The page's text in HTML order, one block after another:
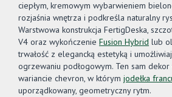
ciepłym, kremowym wybarwieniem
rozjaśnia wnętrza i podkreśla naturalny
Warstwowa konstrukcja FertigDeska,
V4 oraz wykończenie Fusion Hybrid lub
trwałość z elegancką estetyką i
ogrzewaniu podłogowym. Ten sam
wariancie chevron, w którym jodełka
uporządkowany, geometryczny rytm.